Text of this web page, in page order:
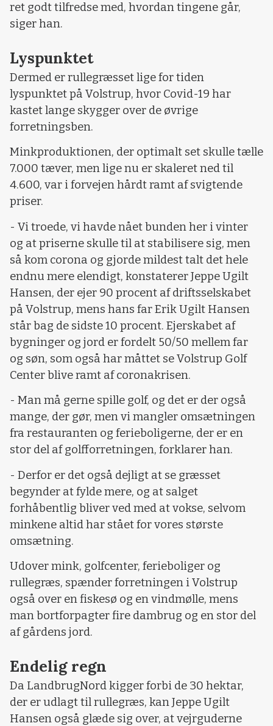
ret godt tilfredse med, hvordan tingene går,
siger han.
Lyspunktet
Dermed er rullegræsset lige for tiden
lyspunktet på Volstrup, hvor Covid-19 har
kastet lange skygger over de øvrige
forretningsben.
Minkproduktionen, der optimalt set skulle tælle
7.000 tæver, men lige nu er skaleret ned til
4.600, var i forvejen hårdt ramt af svigtende
priser.
- Vi troede, vi havde nået bunden her i vinter
og at priserne skulle til at stabilisere sig, men
så kom corona og gjorde mildest talt det hele
endnu mere elendigt, konstaterer Jeppe Ugilt
Hansen, der ejer 90 procent af driftsselskabet
på Volstrup, mens hans far Erik Ugilt Hansen
står bag de sidste 10 procent. Ejerskabet af
bygninger og jord er fordelt 50/50 mellem far
og søn, som også har måttet se Volstrup Golf
Center blive ramt af coronakrisen.
- Man må gerne spille golf, og det er der også
mange, der gør, men vi mangler omsætningen
fra restauranten og ferieboligerne, der er en
stor del af golfforretningen, forklarer han.
- Derfor er det også dejligt at se græsset
begynder at fylde mere, og at salget
forhåbentlig bliver ved med at vokse, selvom
minkene altid har stået for vores største
omsætning.
Udover mink, golfcenter, ferieboliger og
rullegræs, spænder forretningen i Volstrup
også over en fiskesø og en vindmølle, mens
man bortforpagter fire dambrug og en stor del
af gårdens jord.
Endelig regn
Da LandbrugNord kigger forbi de 30 hektar,
der er udlagt til rullegræs, kan Jeppe Ugilt
Hansen også glæde sig over, at vejrguderne